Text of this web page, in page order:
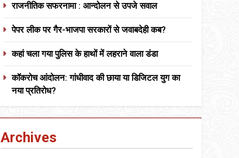
राजनीतिक सफरनामा : आन्दोलन से उपजे सवाल
पेपर लीक पर गैर-भाजपा सरकारों से जवाबदेही कब?
कहां चला गया पुलिस के हाथों में लहराने वाला डंडा
कॉकरोच आंदोलन: गांधीवाद की छाया या डिजिटल युग का
नया प्रतिरोध?
Archives